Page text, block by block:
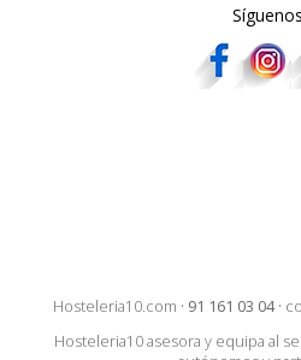
Hosteleria10.com · 91 161 03 04·
Hosteleria10 asesora y equipa al